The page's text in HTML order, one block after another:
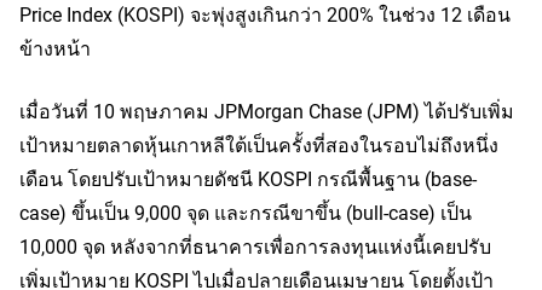
Price Index (KOSPI) จะพุ่งสูงเกินกว่า 200% ในช่วง 12 เดือน
ข้างหน้า
เมื่อวันที่ 10 พฤษภาคม JPMorgan Chase (JPM) ได้ปรับเพิ่ม
เป้าหมายตลาดหุ้นเกาหลีใต้เป็นครั้งที่สองในรอบไม่ถึงหนึ่ง
เดือน โดยปรับเป้าหมายดัชนี KOSPI กรณีพื้นฐาน (base-
case) ขึ้นเป็น 9,000 จุด และกรณีขาขึ้น (bull-case) เป็น
10,000 จุด หลังจากที่ธนาคารเพื่อการลงทุนแห่งนี้เคยปรับ
เพิ่มเป้าหมาย KOSPI ไปเมื่อปลายเดือนเมษายน โดยตั้งเป้า